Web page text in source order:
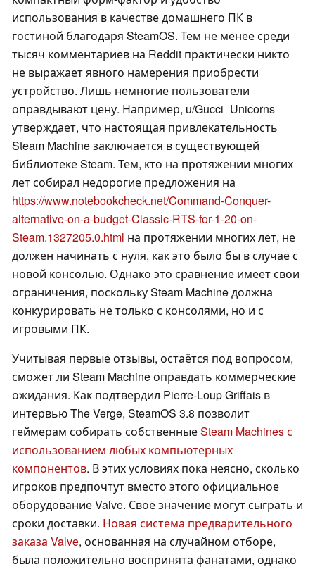
использования в качестве домашнего ПК в
гостиной благодаря SteamOS. Тем не менее среди
тысяч комментариев на Reddit практически никто
не выражает явного намерения приобрести
устройство. Лишь немногие пользователи
оправдывают цену. Например, u/Gucci_Unicorns
утверждает, что настоящая привлекательность
Steam Machine заключается в существующей
библиотеке Steam. Тем, кто на протяжении многих
лет собирал недорогие предложения на
https://www.notebookcheck.net/Command-Conquer-
alternative-on-a-budget-Classic-RTS-for-1-20-on-
Steam.1327205.0.html на протяжении многих лет, не
должен начинать с нуля, как это было бы в случае с
новой консолью. Однако это сравнение имеет свои
ограничения, поскольку Steam Machine должна
конкурировать не только с консолями, но и с
игровыми ПК.
Учитывая первые отзывы, остаётся под вопросом,
сможет ли Steam Machine оправдать коммерческие
ожидания. Как подтвердил Pierre-Loup Griffais в
интервью The Verge, SteamOS 3.8 позволит
геймерам собирать собственныеSteam Machines с
использованием любых компьютерных
компонентов. В этих условиях пока неясно, сколько
игроков предпочтут вместо этого официальное
оборудование Valve. Своё значение могут сыграть и
сроки доставки. Новая система предварительного
заказа Valve, основанная на случайном отборе,
была положительно воспринята фанатами, однако